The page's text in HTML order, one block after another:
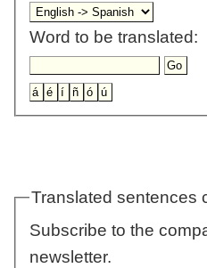
Word to be translated:
Translated sentences
Subscribe to the
newsletter.